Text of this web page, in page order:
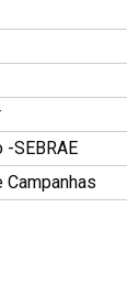
-SEBRAE